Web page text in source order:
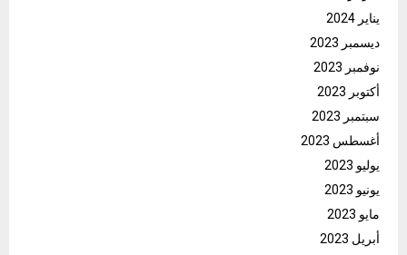
يناير 2024
ديسمبر 2023
نوفمبر 2023
أكتوبر 2023
سبتمبر 2023
أغسطس 2023
يوليو 2023
يونيو 2023
مايو 2023
أبريل 2023